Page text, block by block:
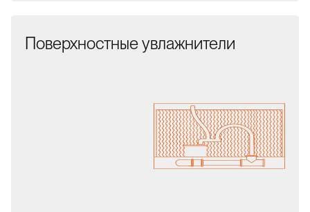
Поверхностные увлажнители